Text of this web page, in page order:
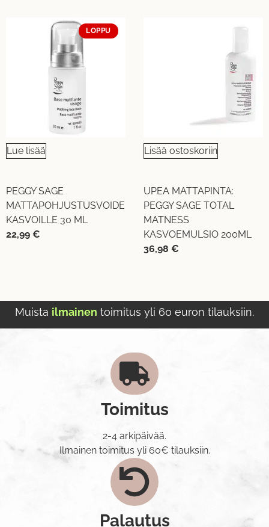
LOPPU
Lue lisää
PEGGY SAGE
MATTAPOHJUSTUSVOIDE
KASVOILLE 30 ML
22,99 €
Lisää ostoskoriin
UPEA MATTAPINTA:
PEGGY SAGE TOTAL
MATNESS
KASVOEMULSIO 200ML
36,98 €
Muista ilmainen toimitus yli 60 euron tilauksiin.
Toimitus
2-4 arkipäivää.
Ilmainen toimitus yli 60€ tilauksiin.
Palautus